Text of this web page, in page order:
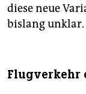
diese neue
bislang unklar.
Flugverkehr